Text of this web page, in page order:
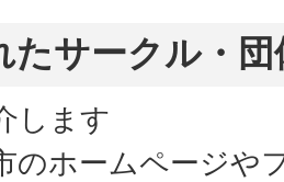
たサークル・
します
のホームページや